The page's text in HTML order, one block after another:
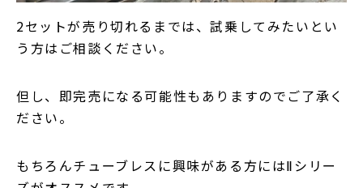
2セットが売り切れるまでは、試乗してみたいとい
う方はご相談ください。
但し、即完売になる可能性もありますのでご了承く
ださい。
もちろんチューブレスに興味がある方にはⅡシリー